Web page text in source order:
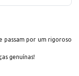
passam por um rigoroso
genuínas!